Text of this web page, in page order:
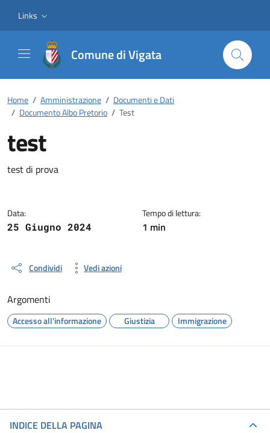
Links
Comune di Vigata
Home / Amministrazione / Documenti e Dati
/ Documento Albo Pretorio / Test
test
Dettagli del documento
test di prova
Data:
25 Giugno 2024
Tempo di lettura:
1 min
Condividi Vedi azioni
Argomenti
Accesso all'informazione Giustizia Immigrazione
INDICE DELLA PAGINA